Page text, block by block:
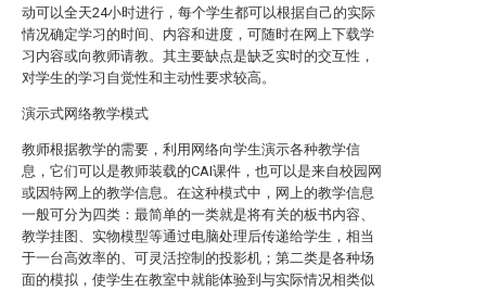
动可以全天24小时进行，每个学生都可以根据自己的实际
情况确定学习的时间、内容和进度，可随时在网上下载学
习内容或向教师请教。其主要缺点是缺乏实时的交互性，
对学生的学习自觉性和主动性要求较高。
演示式网络教学模式
教师根据教学的需要，利用网络向学生演示各种教学信
息，它们可以是教师装载的CAI课件，也可以是来自校园网
或因特网上的教学信息。在这种模式中，网上的教学信息
一般可分为四类：最简单的一类就是将有关的板书内容、
教学挂图、实物模型等通过电脑处理后传递给学生，相当
于一台高效率的、可灵活控制的投影机；第二类是各种场
面的模拟，使学生在教室中就能体验到与实际情况相类似